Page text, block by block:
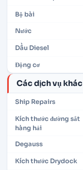
Bộ bài
Nước
Dầu Diesel
Động cơ
Các dịch vụ khác
Ship Repairs
Kích thước đường sắt
hàng hải
Degauss
Kích thước Drydock